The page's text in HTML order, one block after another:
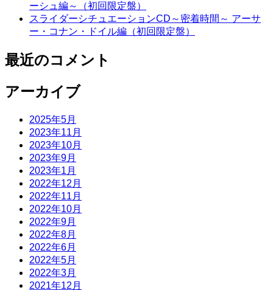
ーシュ編～（初回限定盤）
スライダーシチュエーションCD～密着時間～ アーサ
ー・コナン・ドイル編（初回限定盤）
最近のコメント
アーカイブ
2025年5月
2023年11月
2023年10月
2023年9月
2023年1月
2022年12月
2022年11月
2022年10月
2022年9月
2022年8月
2022年6月
2022年5月
2022年3月
2021年12月